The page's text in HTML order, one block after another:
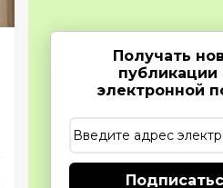
Получать
публикации
электронной